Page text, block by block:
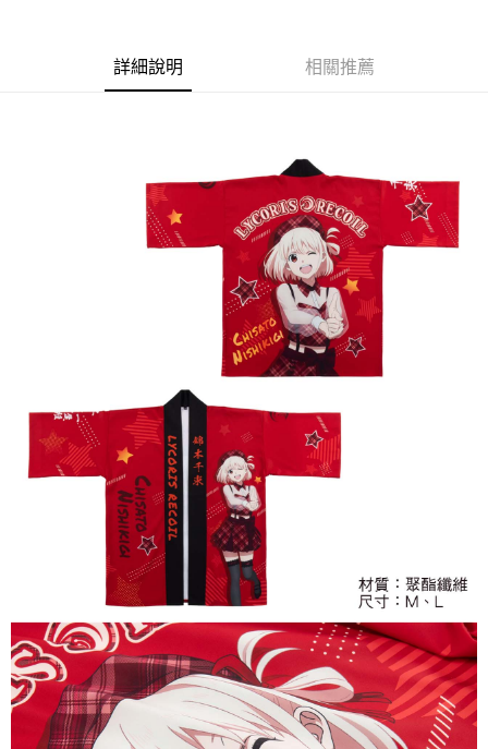
每筆NT$65，滿NT$1,300(含以上)免運費
每筆NT$65，滿NT$1,300(含以上)免運費
每筆NT$65，滿NT$1,300(含以上)免運費
付款後7-11取貨
每筆NT$65，滿NT$1,300(含以上)免運費
宅配-木棉花樂園專用
每筆NT$100，滿NT$1,300(含以上)免運費
宅配-離島(澎湖/金門/馬祖)-木棉花樂園專用
每筆NT$220
黑貓宅配-貨到付款
每筆NT$150
詳細說明 相關推薦